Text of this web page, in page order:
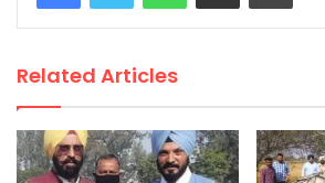
Related Articles